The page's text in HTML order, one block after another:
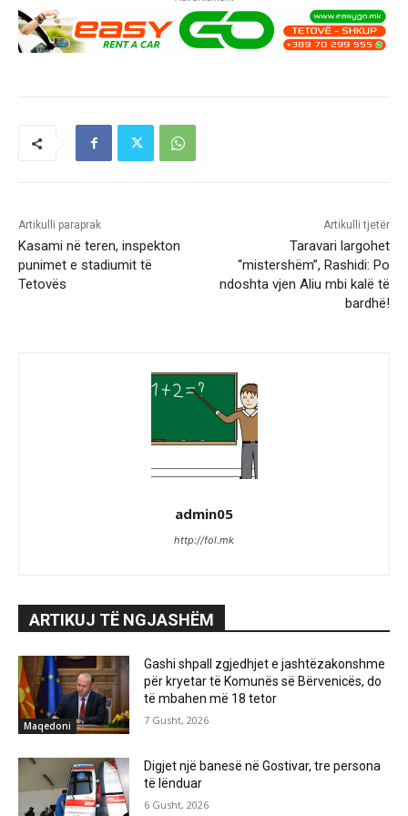
Artikulli paraprak
Kasami në teren, inspekton
punimet e stadiumit të
Tetovës
Artikulli tjetër
Taravari largohet
“mistershëm”, Rashidi: Po
ndoshta vjen Aliu mbi kalë të
bardhë!
admin05
http://fol.mk
ARTIKUJ TË NGJASHËM
Maqedoni
Gashi shpall zgjedhjet e jashtëzakonshme
për kryetar të Komunës së Bërvenicës, do
të mbahen më 18 tetor
7 Gusht, 2026
Digjet një banesë në Gostivar, tre persona
të lënduar
6 Gusht, 2026